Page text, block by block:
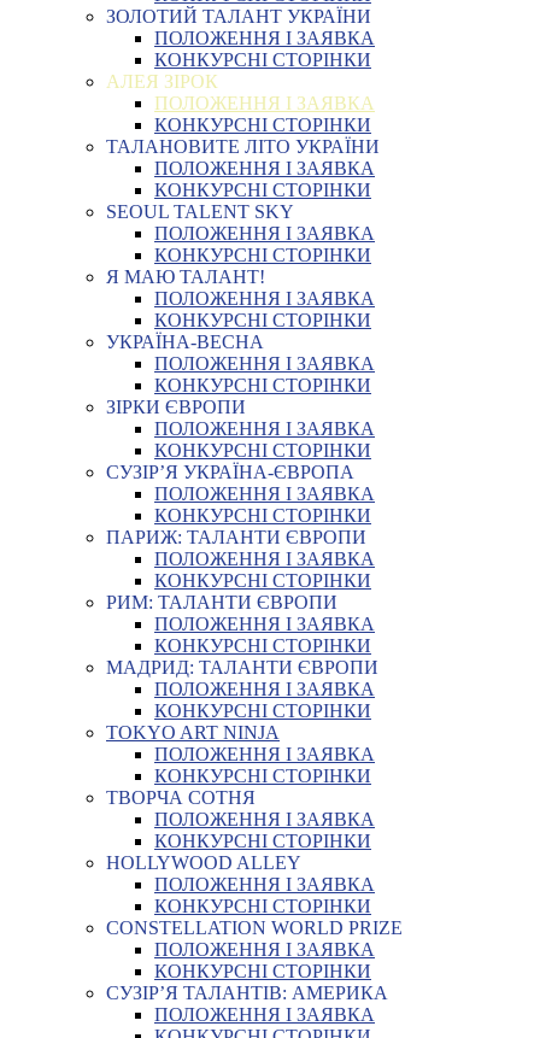
ЗОЛОТИЙ ТАЛАНТ УКРАЇНИ
ПОЛОЖЕННЯ І ЗАЯВКА
КОНКУРСНІ СТОРІНКИ
АЛЕЯ ЗІРОК
ПОЛОЖЕННЯ І ЗАЯВКА
КОНКУРСНІ СТОРІНКИ
ТАЛАНОВИТЕ ЛІТО УКРАЇНИ
ПОЛОЖЕННЯ І ЗАЯВКА
КОНКУРСНІ СТОРІНКИ
SEOUL TALENT SKY
ПОЛОЖЕННЯ І ЗАЯВКА
КОНКУРСНІ СТОРІНКИ
Я МАЮ ТАЛАНТ!
ПОЛОЖЕННЯ І ЗАЯВКА
КОНКУРСНІ СТОРІНКИ
УКРАЇНА-ВЕСНА
ПОЛОЖЕННЯ І ЗАЯВКА
КОНКУРСНІ СТОРІНКИ
ЗІРКИ ЄВРОПИ
ПОЛОЖЕННЯ І ЗАЯВКА
КОНКУРСНІ СТОРІНКИ
СУЗІР’Я УКРАЇНА-ЄВРОПА
ПОЛОЖЕННЯ І ЗАЯВКА
КОНКУРСНІ СТОРІНКИ
ПАРИЖ: ТАЛАНТИ ЄВРОПИ
ПОЛОЖЕННЯ І ЗАЯВКА
КОНКУРСНІ СТОРІНКИ
РИМ: ТАЛАНТИ ЄВРОПИ
ПОЛОЖЕННЯ І ЗАЯВКА
КОНКУРСНІ СТОРІНКИ
МАДРИД: ТАЛАНТИ ЄВРОПИ
ПОЛОЖЕННЯ І ЗАЯВКА
КОНКУРСНІ СТОРІНКИ
TOKYO ART NINJA
ПОЛОЖЕННЯ І ЗАЯВКА
КОНКУРСНІ СТОРІНКИ
ТВОРЧА СОТНЯ
ПОЛОЖЕННЯ І ЗАЯВКА
КОНКУРСНІ СТОРІНКИ
HOLLYWOOD ALLEY
ПОЛОЖЕННЯ І ЗАЯВКА
КОНКУРСНІ СТОРІНКИ
CONSTELLATION WORLD PRIZE
ПОЛОЖЕННЯ І ЗАЯВКА
КОНКУРСНІ СТОРІНКИ
СУЗІР’Я ТАЛАНТІВ: АМЕРИКА
ПОЛОЖЕННЯ І ЗАЯВКА